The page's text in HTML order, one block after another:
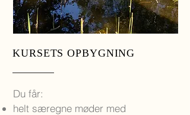
KURSETS OPBYGNING
Du får:
helt særegne møder med